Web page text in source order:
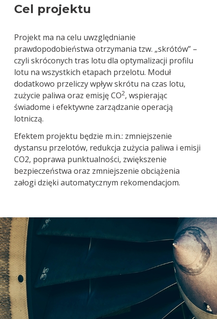
Cel projektu
Projekt ma na celu uwzględnianie
prawdopodobieństwa otrzymania tzw. „skrótów” –
czyli skróconych tras lotu dla optymalizacji profilu
lotu na wszystkich etapach przelotu. Moduł
dodatkowo przeliczy wpływ skrótu na czas lotu,
zużycie paliwa oraz emisję CO2, wspierając
świadome i efektywne zarządzanie operacją
lotniczą.
Efektem projektu będzie m.in.: zmniejszenie
dystansu przelotów, redukcja zużycia paliwa i emisji
CO2, poprawa punktualności, zwiększenie
bezpieczeństwa oraz zmniejszenie obciążenia
załogi dzięki automatycznym rekomendacjom.